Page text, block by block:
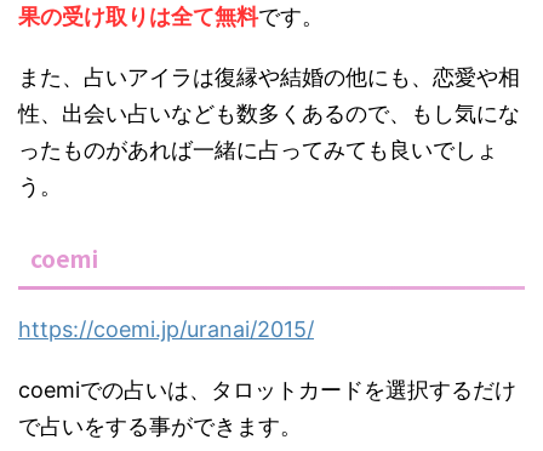
果の受け取りは全て無料です。
また、占いアイラは復縁や結婚の他にも、恋愛や相
性、出会い占いなども数多くあるので、もし気にな
ったものがあれば一緒に占ってみても良いでしょ
う。
coemi
https://coemi.jp/uranai/2015/
coemiでの占いは、タロットカードを選択するだけ
で占いをする事ができます。